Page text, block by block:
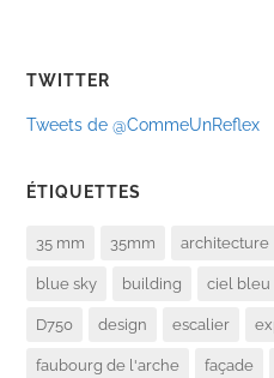
TWITTER
Tweets de @CommeUnReflex
ÉTIQUETTES
35 mm 35mm architecture
blue sky building ciel bleu
D750 design escalier
faubourg de l'arche façade